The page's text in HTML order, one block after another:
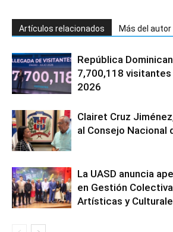
Artículos relacionados Más del autor
República
7,700,118
2026
Clairet Cruz
al Consejo Nacional
La UASD anuncia
en Gestión
Artísticas y